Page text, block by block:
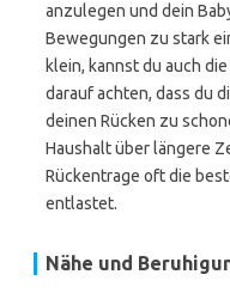
anzulegen und dein
Bewegungen zu stark
klein, kannst du auch
darauf achten, dass du
deinen Rücken zu
Haushalt über längere
Rückentrage oft die
entlastet.
Nähe und